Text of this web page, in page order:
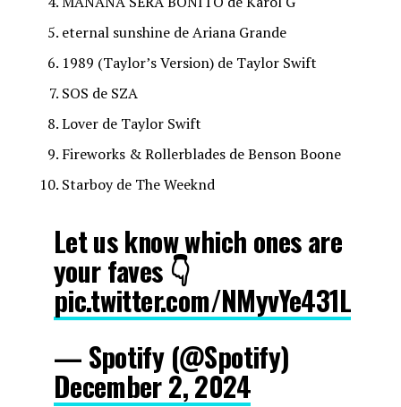
eternal sunshine de Ariana Grande
1989 (Taylor’s Version) de Taylor Swift
SOS de SZA
Lover de Taylor Swift
Fireworks & Rollerblades de Benson Boone
Starboy de The Weeknd
Let us know which ones are
your faves 👇
pic.twitter.com/NMyvYe431L
— Spotify (@Spotify)
December 2, 2024